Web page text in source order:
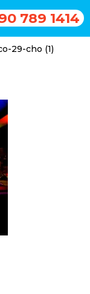
789 1414
29-cho (1)